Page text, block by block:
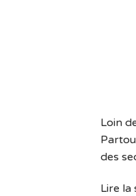
Loin
des
Lire la